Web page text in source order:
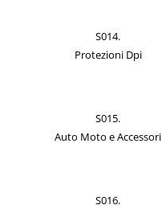
S014.
Protezioni Dpi
S015.
Auto Moto e Accessori
S016.